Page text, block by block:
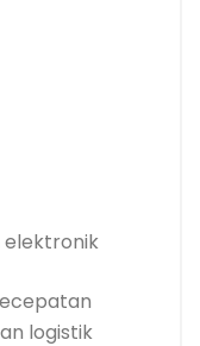
elektronik
logistik